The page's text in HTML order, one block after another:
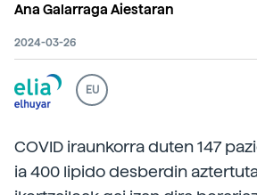
Ana Galarraga Aiestaran
2024-03-26
EU
COVID iraunkorra duten 147
ia 400 lipido desberdin